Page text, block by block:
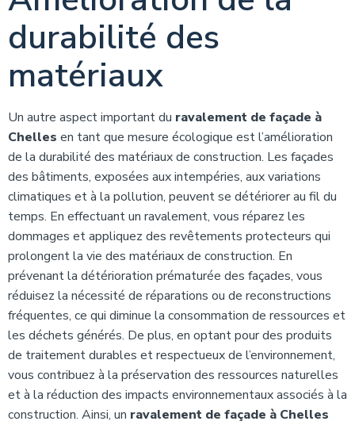
durabilité des
matériaux
Un autre aspect important du ravalement de façade à
Chelles en tant que mesure écologique est l’amélioration
de la durabilité des matériaux de construction. Les façades
des bâtiments, exposées aux intempéries, aux variations
climatiques et à la pollution, peuvent se détériorer au fil du
temps. En effectuant un ravalement, vous réparez les
dommages et appliquez des revêtements protecteurs qui
prolongent la vie des matériaux de construction. En
prévenant la détérioration prématurée des façades, vous
réduisez la nécessité de réparations ou de reconstructions
fréquentes, ce qui diminue la consommation de ressources et
les déchets générés. De plus, en optant pour des produits
de traitement durables et respectueux de l’environnement,
vous contribuez à la préservation des ressources naturelles
et à la réduction des impacts environnementaux associés à la
construction. Ainsi, un ravalement de façade à Chelles